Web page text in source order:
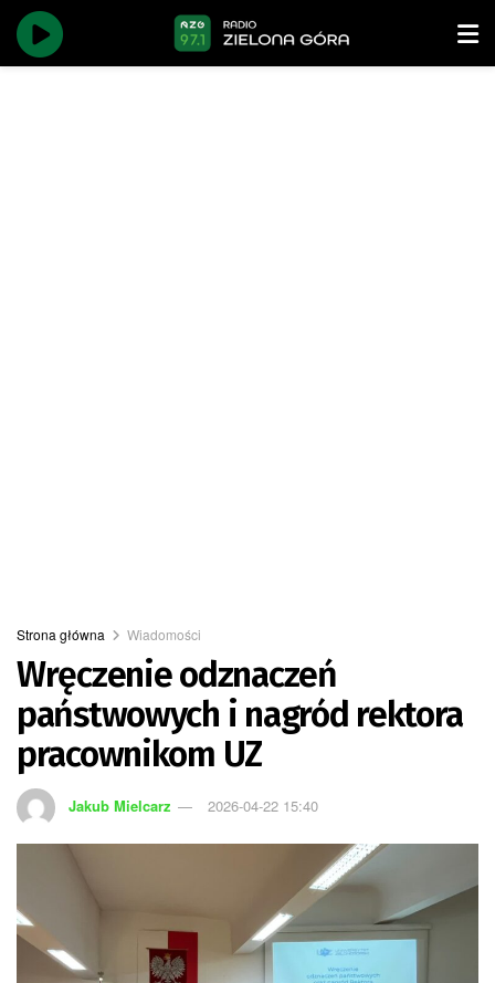
Strona główna Wiadomości
Wręczenie odznaczeń
państwowych i nagród rektora
pracownikom UZ
Jakub Mielcarz 2026-04-22 15:40